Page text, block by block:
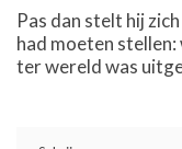
Pas dan stelt hij
had moeten stellen:
ter wereld was